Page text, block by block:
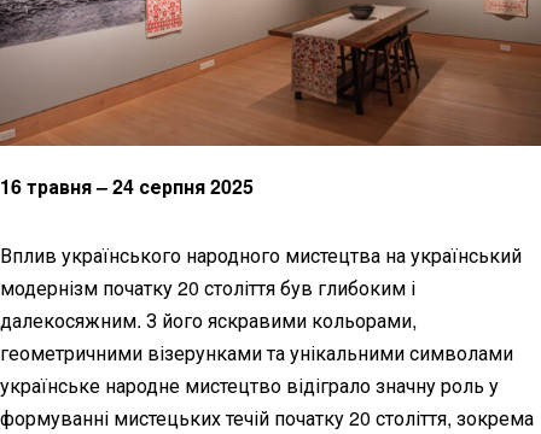
16 травня – 24 серпня 2025
Вплив українського народного мистецтва на український
модернізм початку 20 століття був глибоким і
далекосяжним. З його яскравими кольорами,
геометричними візерунками та унікальними символами
українське народне мистецтво відіграло значну роль у
формуванні мистецьких течій початку 20 століття, зокрема